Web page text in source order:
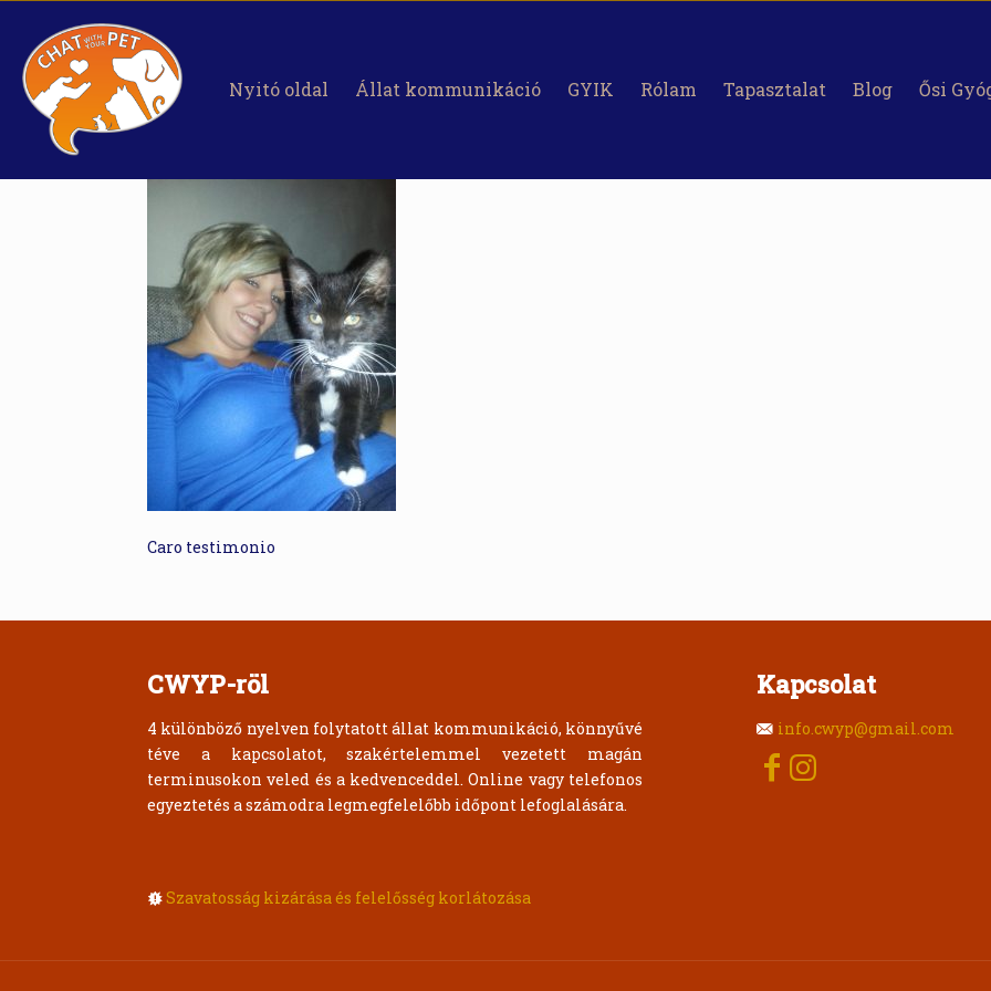
Nyitó oldal Állat kommunikáció GYIK Rólam Tapasztalat Blog Ősi
Caro testimonio
CWYP-röl
4 különböző nyelven folytatott állat kommunikáció, könnyűvé
téve a kapcsolatot, szakértelemmel vezetett magán
terminusokon veled és a kedvenceddel. Online vagy telefonos
egyeztetés a számodra legmegfelelőbb időpont lefoglalására.
Szavatosság kizárása és felelősség korlátozása
Kapcsolat
info.cwyp@gmail.com